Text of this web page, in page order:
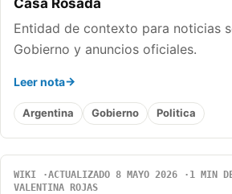
Entidad de contexto para noticias
Gobierno y anuncios oficiales.
Leer nota
Argentina Gobierno Politica
WIKI ACTUALIZADO 8 MAYO 2026
1 MIN
VALENTINA ROJAS